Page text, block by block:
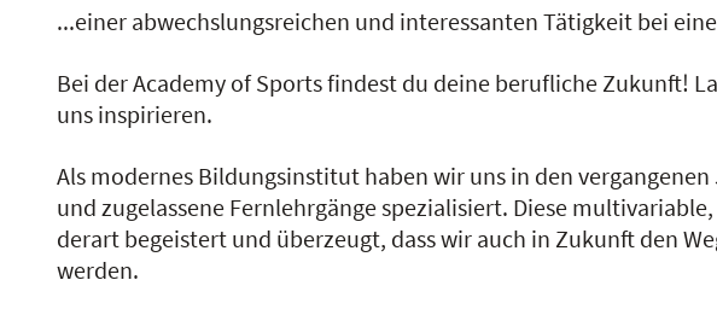
...einer abwechslungsreichen und interessanten Tätigkeit bei
Bei der Academy of Sports findest du deine berufliche Zukunft!
uns inspirieren.
Als modernes Bildungsinstitut haben wir uns in den
und zugelassene Fernlehrgänge spezialisiert. Diese
derart begeistert und überzeugt, dass wir auch in Zukunft den
werden.